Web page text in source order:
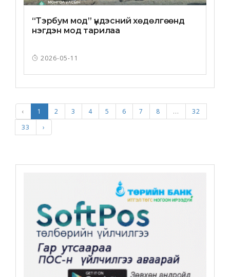
“Тэрбум мод” үндэсний хөдөлгөөнд
нэгдэн мод тарилаа
2026-05-11
‹ 1 2 3 4 5 6 7 8 ...
32
33
›